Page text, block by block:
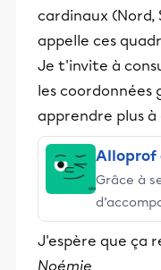
cardinaux (Nord,
appelle ces
Je t'invite à
les coordonnées
apprendre plus à
Alloprof
Grâce à
et leurs
J'espère que ça
Noémie